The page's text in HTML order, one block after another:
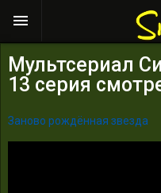
Мультсериал
13 серия
Заново рождённая звезда